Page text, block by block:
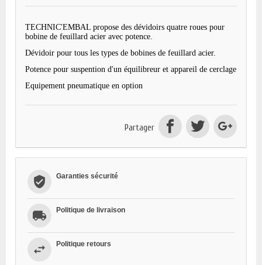
TECHNIC'EMBAL propose des dévidoirs quatre roues pour
bobine de feuillard acier avec potence.
Dévidoir pour tous les types de bobines de feuillard acier.
Potence pour suspention d'un équilibreur et appareil de cerclage
Equipement pneumatique en option
Partager
Garanties sécurité
Politique de livraison
Politique retours